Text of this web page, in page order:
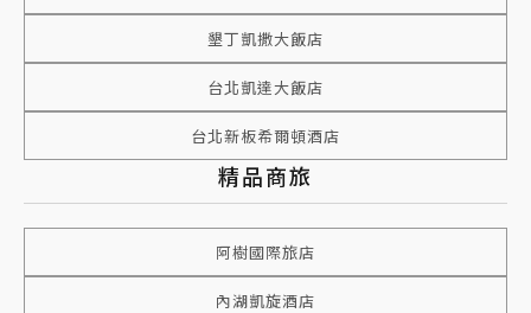
墾丁凱撒大飯店
台北凱達大飯店
台北新板希爾頓酒店
精品商旅
阿樹國際旅店
內湖凱旋酒店